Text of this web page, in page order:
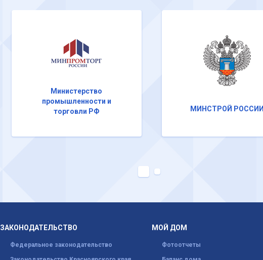
Министерство
промышленности и
торговли РФ
МИНСТРОЙ РОССИИ
ЗАКОНОДАТЕЛЬСТВО
Федеральное законодательство
МОЙ ДОМ
Фотоотчеты